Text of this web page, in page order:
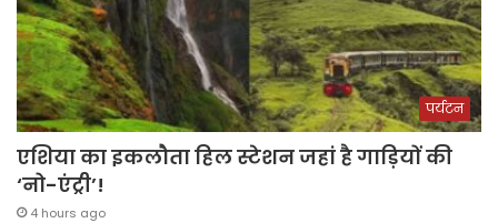
पर्यटन
एशिया का इकलौता हिल स्टेशन जहां है गाड़ियों की
‘नो-एंट्री’!
4 hours ago